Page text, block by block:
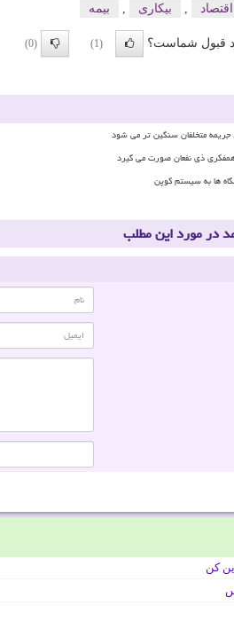
اقتصاد بیكاری بیمه
قبول شماست؟ (1)
(0)
متخلفان سنگین تر می شود
ذی نفعان صورت می گیرد
ها به سیستم کوپن
در مورد این مطلب
کن